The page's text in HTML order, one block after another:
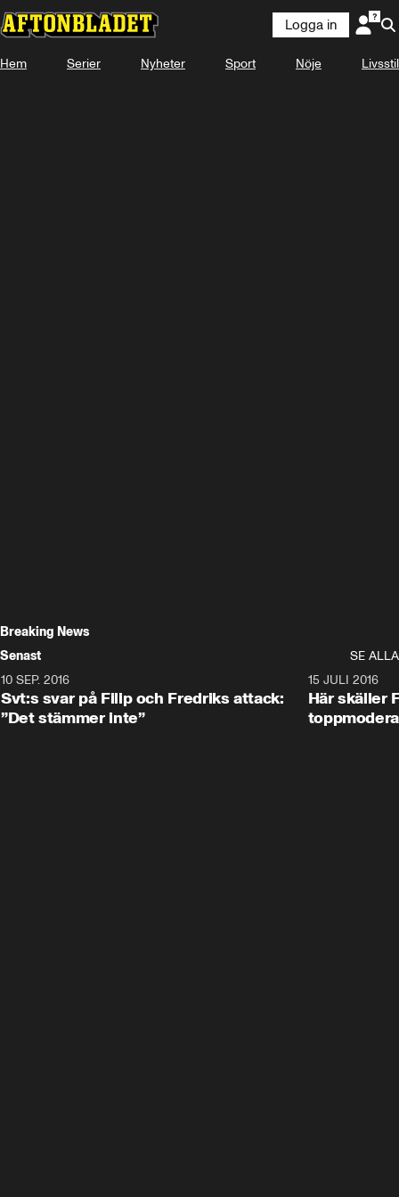
Logga in
Hem Serier Nyheter Sport Nöje Livsstil
Breaking News
Senast
SE ALLA
10 SEP. 2016
Svt:s svar på Filip och Fredriks attack:
”Det stämmer inte”
15 JULI 2016
Här skäller